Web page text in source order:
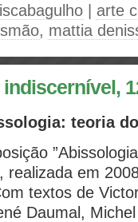
| arte
, mattia
teoria
realizada em
textos de
Daumal,